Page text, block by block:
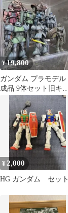
¥19,800
ガンダム プラモデル
成品 9体セット旧キ
ト1/144
¥2,000
HG ガンダム セット